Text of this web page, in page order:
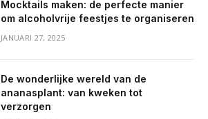
Mocktails maken: de perfecte manier
om alcoholvrije feestjes te organiseren
JANUARI 27, 2025
De wonderlijke wereld van de
ananasplant: van kweken tot
verzorgen